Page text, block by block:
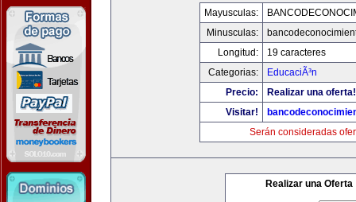
Mayusculas:
Minusculas:
Longitud:
19 caracteres
Categorias:
EducaciÃ³n
Precio:
Realizar una oferta!
Visitar!
Serán consideradas
Realizar una Oferta